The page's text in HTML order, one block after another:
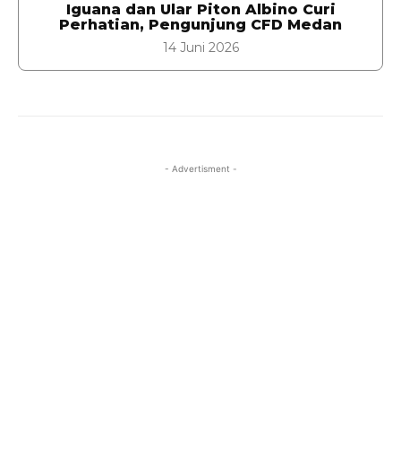
Iguana dan Ular Piton Albino Curi
Perhatian, Pengunjung CFD Medan
14 Juni 2026
- Advertisment -